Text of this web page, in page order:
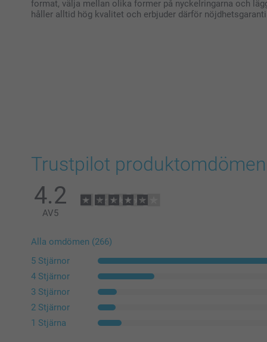
format, välja mellan olika former på nyckelringarna och
håller alltid hög kvalitet och erbjuder därför
Trustpilot produktomdömen
4.2
AV5
Alla omdömen (266)
5 Stjärnor
4 Stjärnor
3 Stjärnor
2 Stjärnor
1 Stjärna